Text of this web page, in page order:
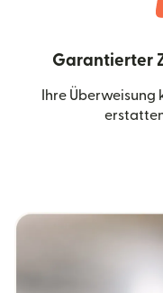
Garantierter
Ihre